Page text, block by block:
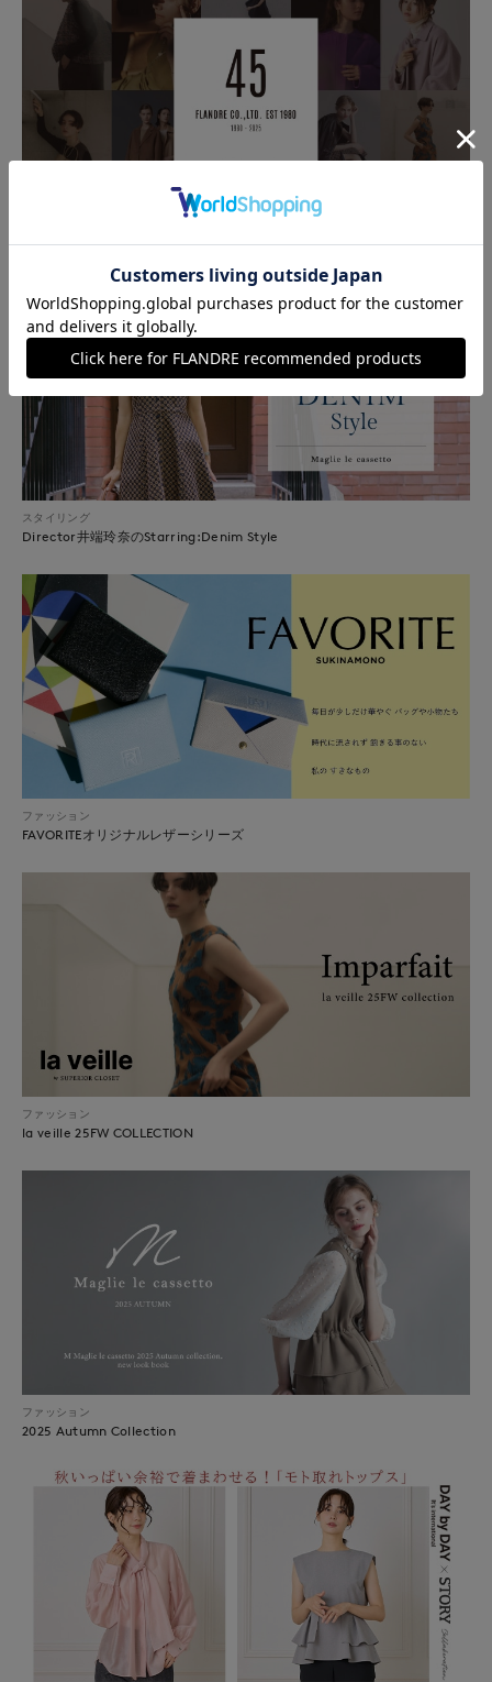
スタイリング
Director井端玲奈のStarring:Denim Style
ファッション
FAVORITEオリジナルレザーシリーズ
ファッション
la veille 25FW COLLECTION
ファッション
2025 Autumn Collection